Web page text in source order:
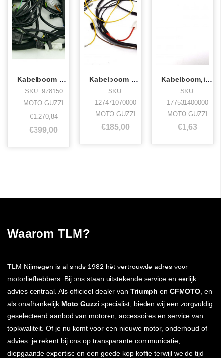
Kabelboom Griso 850/1100
SKU: 978150
MOTO GUZZI
€1.270,84
€399,00
Kabelboom 850 gt, v7 special, bosch
SKU:
127471070000
MOTO GUZZI
€185,00
Kabelboom,ic/850t3/850t3cal.
SKU:
177531400000
MOTO GUZZI
€1,63
Waarom TLM?
TLM Nijmegen is al sinds 1982 hèt vertrouwde adres voor
motorliefhebbers. Bij ons staan uitstekende service en eerlijk
advies centraal. Als officieel dealer van Triumph en CFMOTO, en
als onafhankelijk Moto Guzzi specialist, bieden wij een zorgvuldig
geselecteerd aanbod van motoren, accessoires en service van
topkwaliteit. Of je nu komt voor een nieuwe motor, onderhoud of
advies: je rekent bij ons op transparante communicatie,
diepgaande expertise en een goede kop koffie terwijl we de tijd